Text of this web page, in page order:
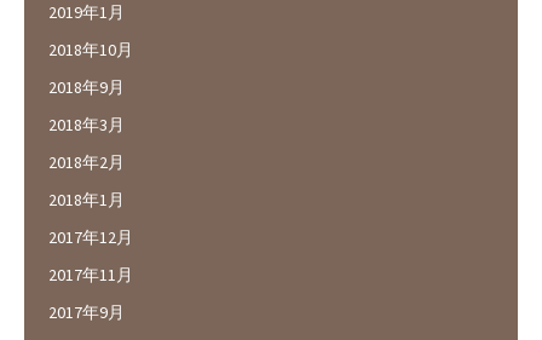
2019年1月
2018年10月
2018年9月
2018年3月
2018年2月
2018年1月
2017年12月
2017年11月
2017年9月